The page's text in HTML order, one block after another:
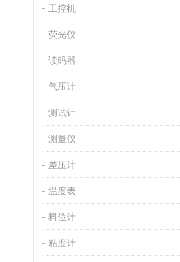
工控机
荧光仪
读码器
气压计
测试针
测量仪
差压计
温度表
料位计
粘度计